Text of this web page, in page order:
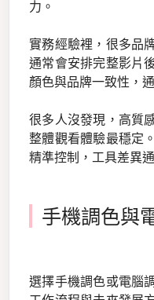
力。
實務經驗裡，很多品
通常會安排完整影片
顏色與品牌一致性，
很多人沒發現，高質
整體觀看體驗最穩定
精準控制，工具差異
手機調色與
選擇手機調色或電腦